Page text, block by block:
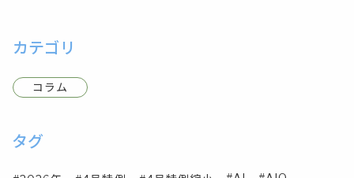
カテゴリ
コラム
タグ